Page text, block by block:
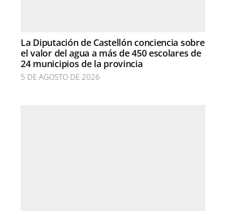
La Diputación de Castellón conciencia sobre
el valor del agua a más de 450 escolares de
24 municipios de la provincia
5 DE AGOSTO DE 2026